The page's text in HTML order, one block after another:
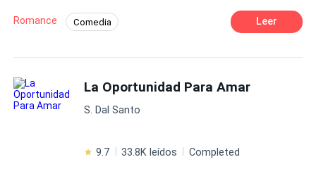
cumplidos, mujeriego y soltero, quién se ha dedicado a
apoyar a su amigo, Massimo Cavalcanti, con su imperio
destino los separará al día siguiente. ¿Llegarán a tener
una segunda oportunidad?
Romance Comedia
Diferencia de Edad Contemporánea
Mujeriego Drama
Leer
La Oportunidad Para Amar
S. Dal Santo
9.7 33.8K leídos Completed